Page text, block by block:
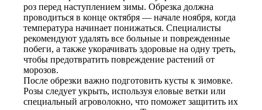
роз перед наступлением зимы. Обрезка должна
проводиться в конце октября — начале ноября, когда
температура начинает понижаться. Специалисты
рекомендуют удалять все больные и поврежденные
побеги, а также укорачивать здоровые на одну треть,
чтобы предотвратить повреждение растений от
морозов.
После обрезки важно подготовить кусты к зимовке.
Розы следует укрыть, используя еловые ветки или
специальный агроволокно, что поможет защитить их